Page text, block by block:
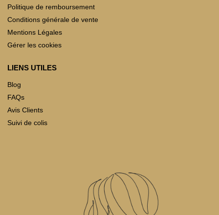
Politique de remboursement
Conditions générale de vente
Mentions Légales
Gérer les cookies
LIENS UTILES
Blog
FAQs
Avis Clients
Suivi de colis